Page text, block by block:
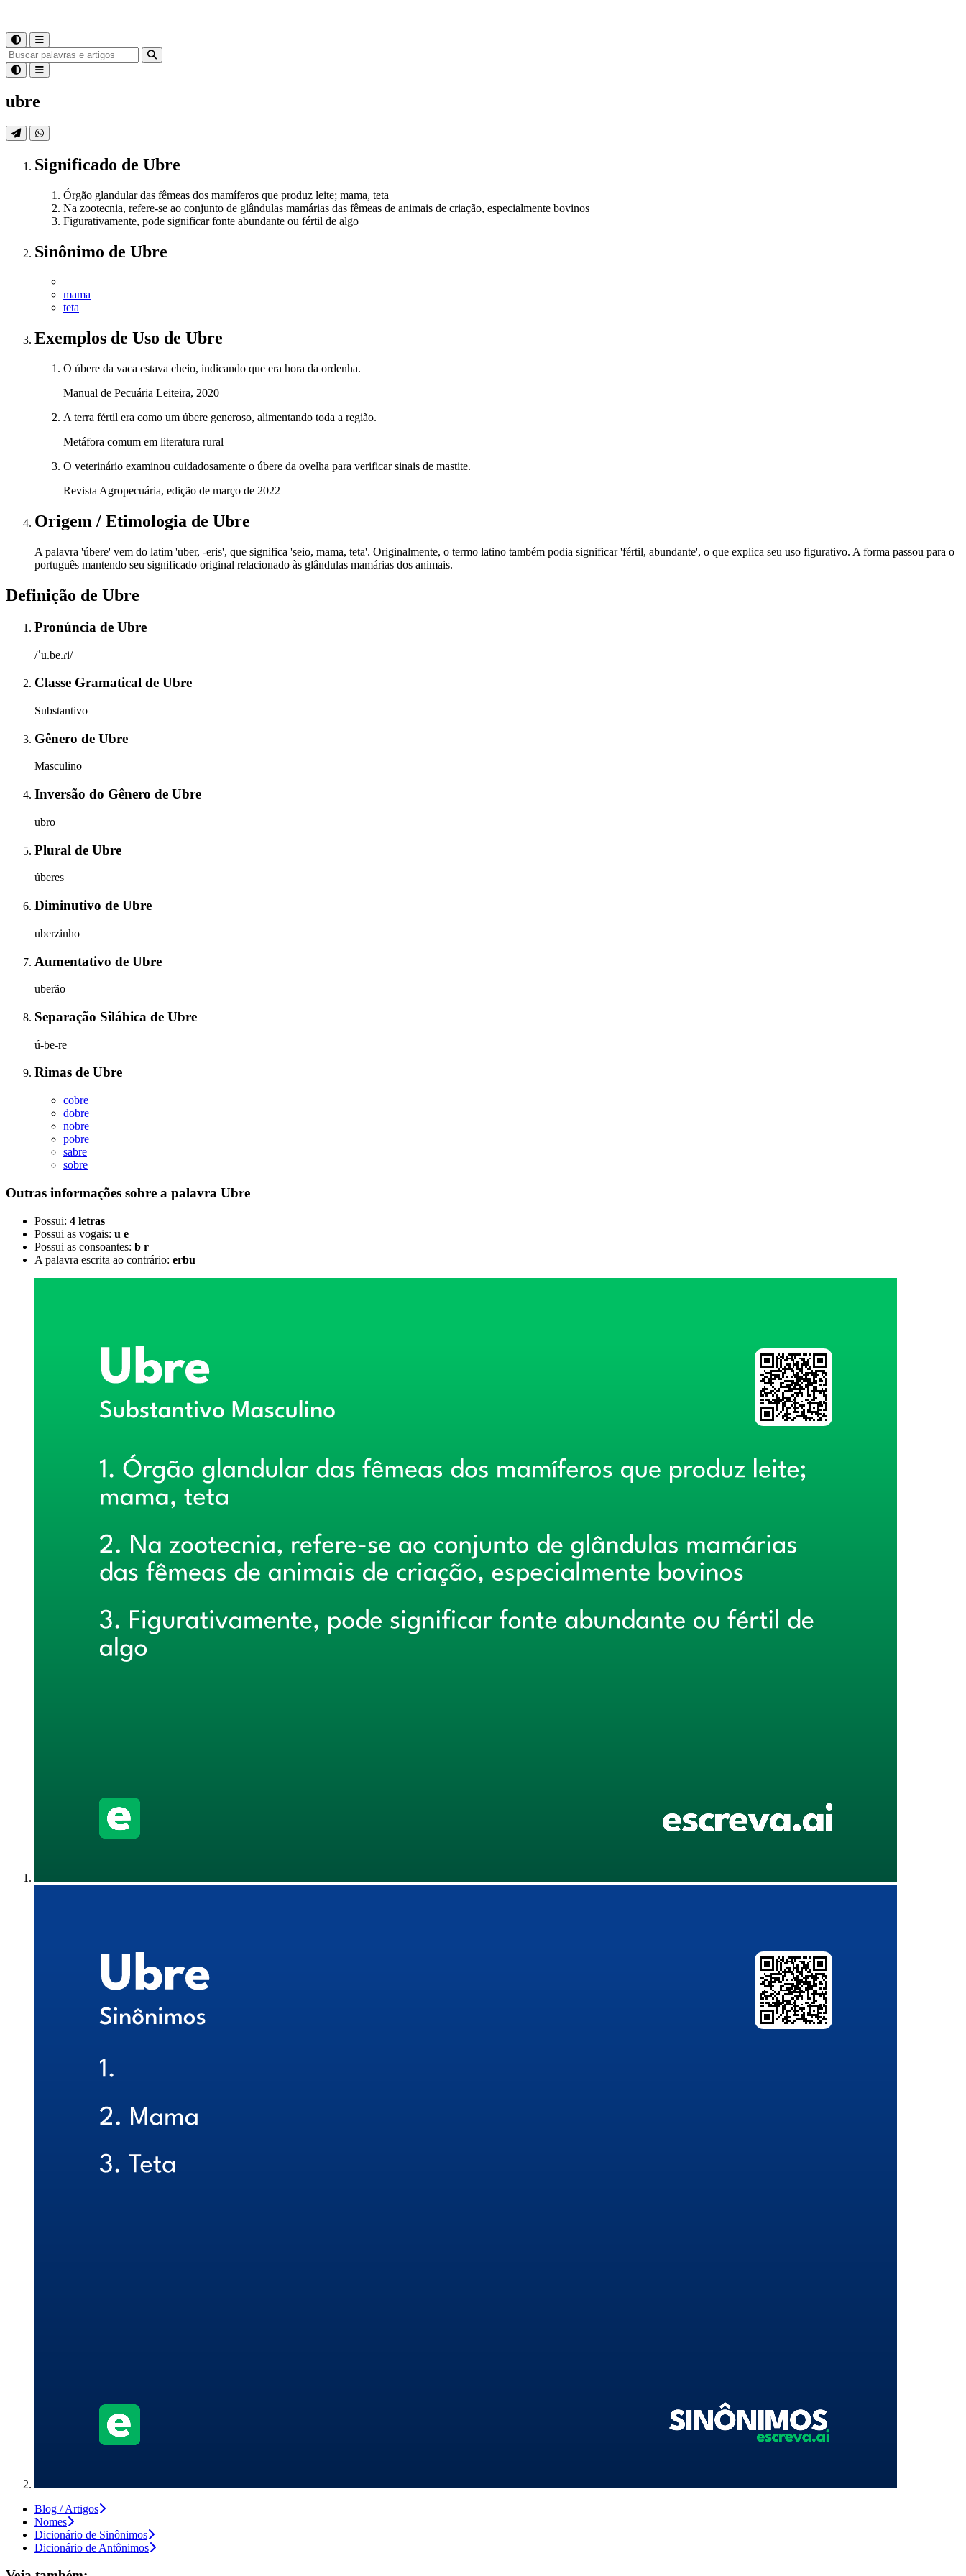
ubre
Significado de Ubre
Órgão glandular das fêmeas dos mamíferos que produz leite; mama, teta
Na zootecnia, refere-se ao conjunto de glândulas mamárias das fêmeas de animais de criação, especialmente bovinos
Figurativamente, pode significar fonte abundante ou fértil de algo
Sinônimo de Ubre
mama
teta
Exemplos de Uso de Ubre
O úbere da vaca estava cheio, indicando que era hora da ordenha.
Manual de Pecuária Leiteira, 2020
A terra fértil era como um úbere generoso, alimentando toda a região.
Metáfora comum em literatura rural
O veterinário examinou cuidadosamente o úbere da ovelha para verificar sinais de mastite.
Revista Agropecuária, edição de março de 2022
Origem / Etimologia de Ubre
A palavra 'úbere' vem do latim 'uber, -eris', que significa 'seio, mama, teta'. Originalmente, o termo latino também podia significar 'fértil, abundante', o que explica seu uso figurativo. A forma passou para o
português mantendo seu significado original relacionado às glândulas mamárias dos animais.
Definição de Ubre
Pronúncia de Ubre
/ˈu.be.ɾi/
Classe Gramatical de Ubre
Substantivo
Gênero de Ubre
Masculino
Inversão do Gênero de Ubre
ubro
Plural de Ubre
úberes
Diminutivo de Ubre
uberzinho
Aumentativo de Ubre
uberão
Separação Silábica de Ubre
ú-be-re
Rimas de Ubre
cobre
dobre
nobre
pobre
sabre
sobre
Outras informações sobre a palavra Ubre
Possui: 4 letras
Possui as vogais: u e
Possui as consoantes: b r
A palavra escrita ao contrário: erbu
Blog / Artigos
Nomes
Dicionário de Sinônimos
Dicionário de Antônimos